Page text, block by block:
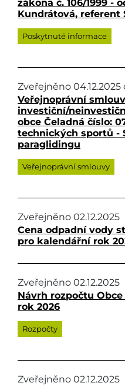
zákona č. 106/1999 -
Kundrátová, referent
Poskytnuté informace
Zveřejněno 04.12.2025
Veřejnoprávní
investiční/
obce Čeladná číslo:
technických sportů -
paraglidingu
Veřejnoprávní smlouvy
Zveřejněno 02.12.2025
Cena odpadní vody
pro kalendářní rok
Zveřejněno 02.12.2025
Návrh rozpočtu
rok 2026
Rozpočty
Zveřejněno 02.12.2025